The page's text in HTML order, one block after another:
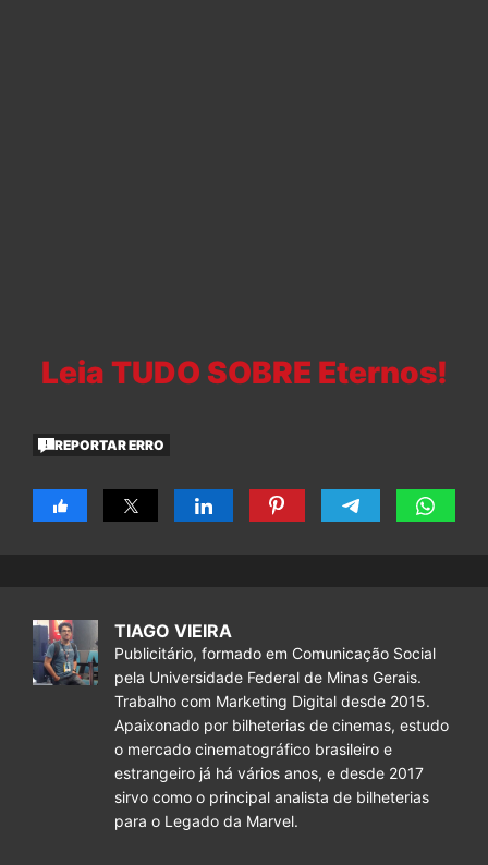
Leia TUDO SOBRE Eternos!
REPORTAR ERRO
TIAGO VIEIRA
Publicitário, formado em Comunicação Social
pela Universidade Federal de Minas Gerais.
Trabalho com Marketing Digital desde 2015.
Apaixonado por bilheterias de cinemas, estudo
o mercado cinematográfico brasileiro e
estrangeiro já há vários anos, e desde 2017
sirvo como o principal analista de bilheterias
para o Legado da Marvel.